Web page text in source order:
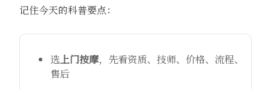
记住今天的科普要点：
选 上门按摩，先看资质、技师、价格、流程、
售后